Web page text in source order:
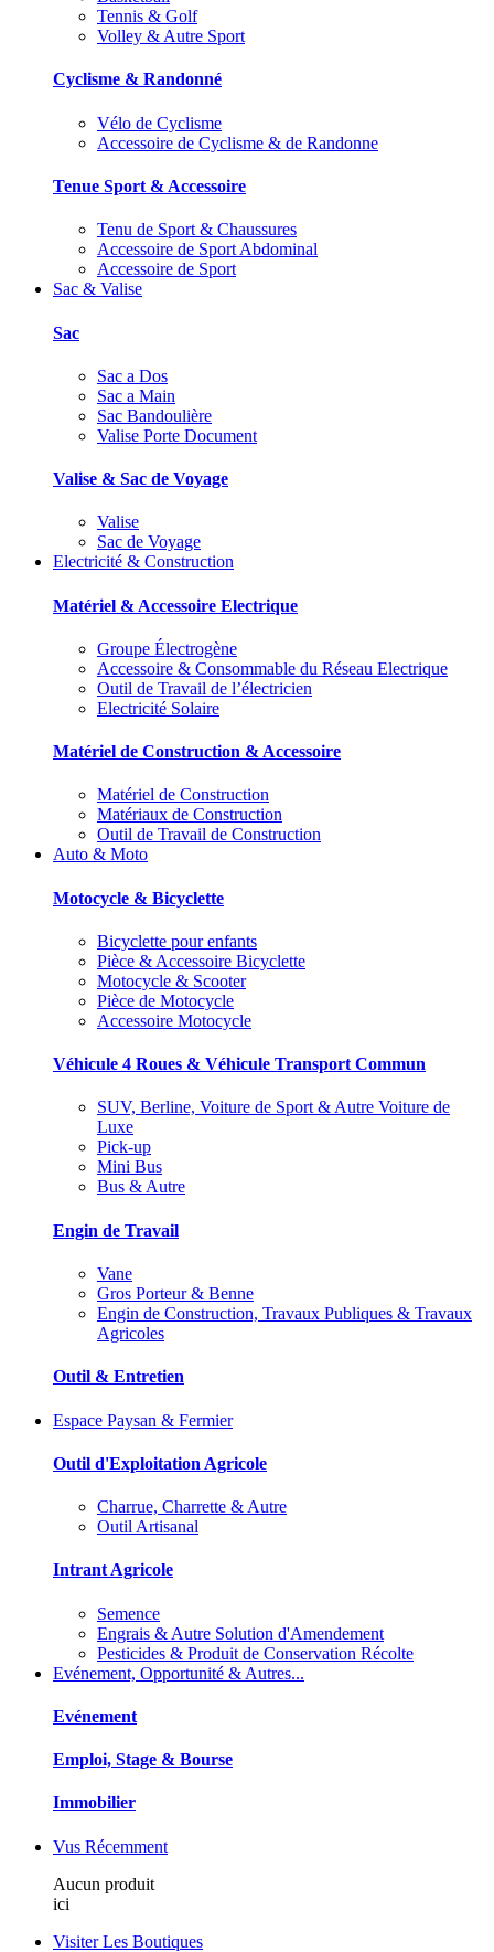
Tennis & Golf
Volley & Autre Sport
Cyclisme & Randonné
Vélo de Cyclisme
Accessoire de Cyclisme & de Randonne
Tenue Sport & Accessoire
Tenu de Sport & Chaussures
Accessoire de Sport Abdominal
Accessoire de Sport
Sac & Valise
Sac
Sac a Dos
Sac a Main
Sac Bandoulière
Valise Porte Document
Valise & Sac de Voyage
Valise
Sac de Voyage
Electricité & Construction
Matériel & Accessoire Electrique
Groupe Électrogène
Accessoire & Consommable du Réseau Electrique
Outil de Travail de l’électricien
Electricité Solaire
Matériel de Construction & Accessoire
Matériel de Construction
Matériaux de Construction
Outil de Travail de Construction
Auto & Moto
Motocycle & Bicyclette
Bicyclette pour enfants
Pièce & Accessoire Bicyclette
Motocycle & Scooter
Pièce de Motocycle
Accessoire Motocycle
Véhicule 4 Roues & Véhicule Transport Commun
SUV, Berline, Voiture de Sport & Autre Voiture de
Luxe
Pick-up
Mini Bus
Bus & Autre
Engin de Travail
Vane
Gros Porteur & Benne
Engin de Construction, Travaux Publiques & Travaux
Agricoles
Outil & Entretien
Espace Paysan & Fermier
Outil d'Exploitation Agricole
Charrue, Charrette & Autre
Outil Artisanal
Intrant Agricole
Semence
Engrais & Autre Solution d'Amendement
Pesticides & Produit de Conservation Récolte
Evénement, Opportunité & Autres...
Evénement
Emploi, Stage & Bourse
Immobilier
Vus Récemment
Aucun produit
ici
Visiter Les Boutiques